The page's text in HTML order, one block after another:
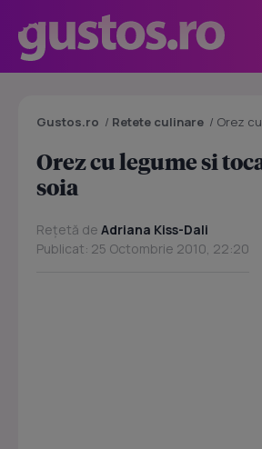
Gustos.ro / Retete culinare / Orez cu
Orez cu legume si
soia
Rețetă de Adriana Kiss-Dali
Publicat: 25 Octombrie 2010, 22:20